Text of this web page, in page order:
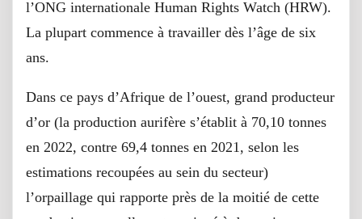
l’ONG internationale Human Rights Watch (HRW).
La plupart commence à travailler dès l’âge de six
ans.
Dans ce pays d’Afrique de l’ouest, grand producteur
d’or (la production aurifère s’établit à 70,10 tonnes
en 2022, contre 69,4 tonnes en 2021, selon les
estimations recoupées au sein du secteur)
l’orpaillage qui rapporte près de la moitié de cette